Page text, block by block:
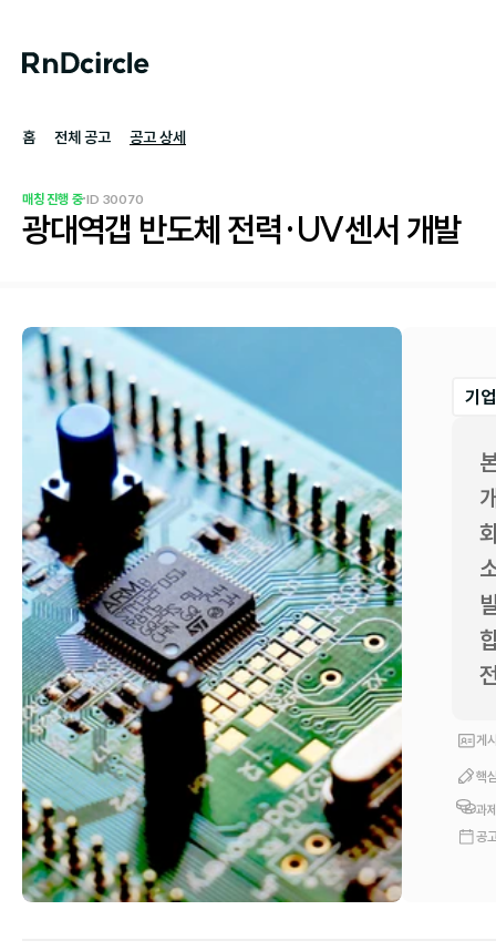
매칭 진행 중·ID 30070
광대역갭 반도체 전력·UV센서 개발
기
게
핵
과
공
홈 전체 공고 공고 상세